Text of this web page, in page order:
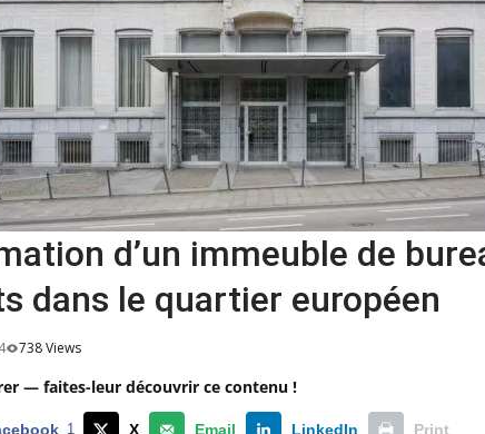
d’un immeuble de
dans le quartier européen
738 Views
— faites-leur découvrir ce contenu !
1 X Email LinkedIn Print